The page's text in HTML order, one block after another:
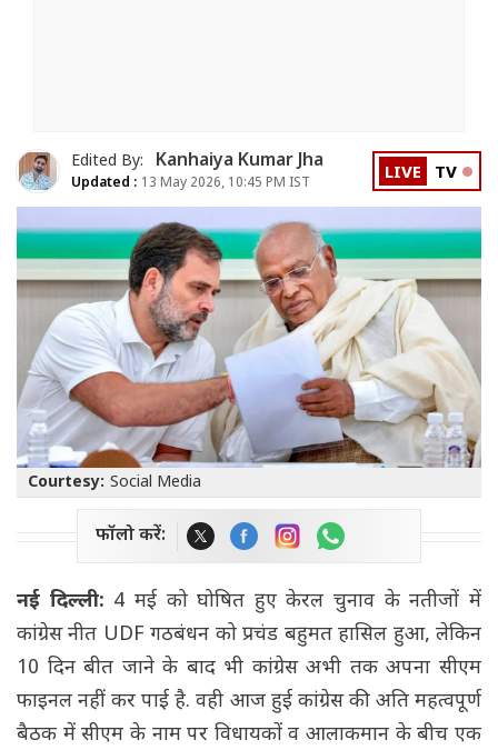
Edited By: Kanhaiya Kumar Jha
Updated : 13 May 2026, 10:45 PM IST LIVE TV
Courtesy: Social Media
फॉलो करें:
नई दिल्ली: 4 मई को घोषित हुए केरल चुनाव के नतीजों में
कांग्रेस नीत UDF गठबंधन को प्रचंड बहुमत हासिल हुआ, लेकिन
10 दिन बीत जाने के बाद भी कांग्रेस अभी तक अपना सीएम
फाइनल नहीं कर पाई है. वही आज हुई कांग्रेस की अति महत्वपूर्ण
बैठक में सीएम के नाम पर विधायकों व आलाकमान के बीच एक